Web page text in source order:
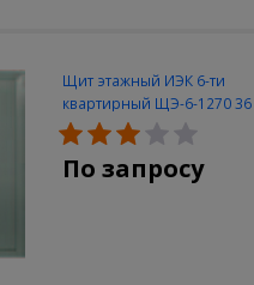
Щит этажный ИЭК 6-ти
квартирный ЩЭ-6-1270 36
УХЛ3
По запросу